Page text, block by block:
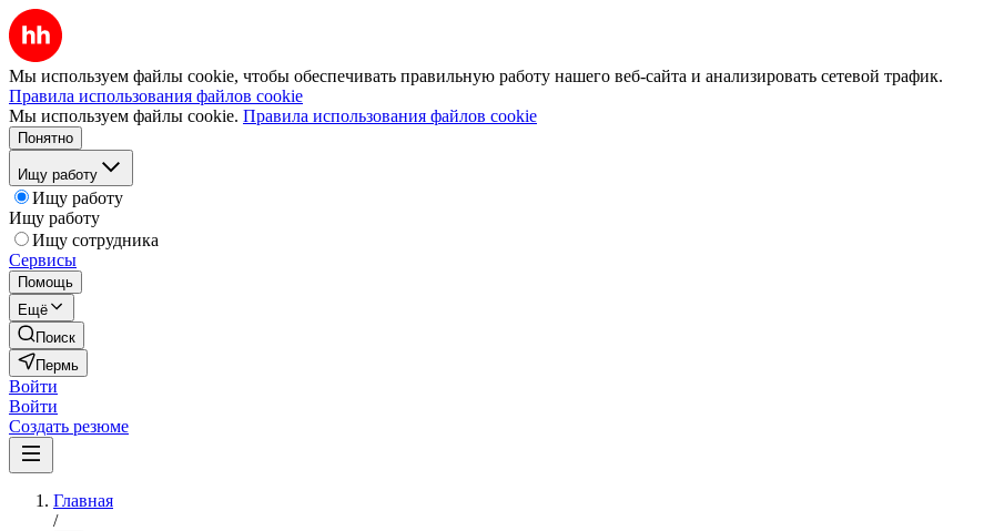
Мы используем файлы cookie, чтобы обеспечивать правильную работу нашего веб-сайта и анализировать сетевой трафик.
Правила использования файлов cookie
Мы используем файлы cookie. Правила использования файлов cookie
Понятно
Ищу работу
Ищу работу
Ищу работу
Ищу сотрудника
Сервисы
Помощь
Ещё
Поиск
Пермь
Войти
Войти
Создать резюме
Главная
/